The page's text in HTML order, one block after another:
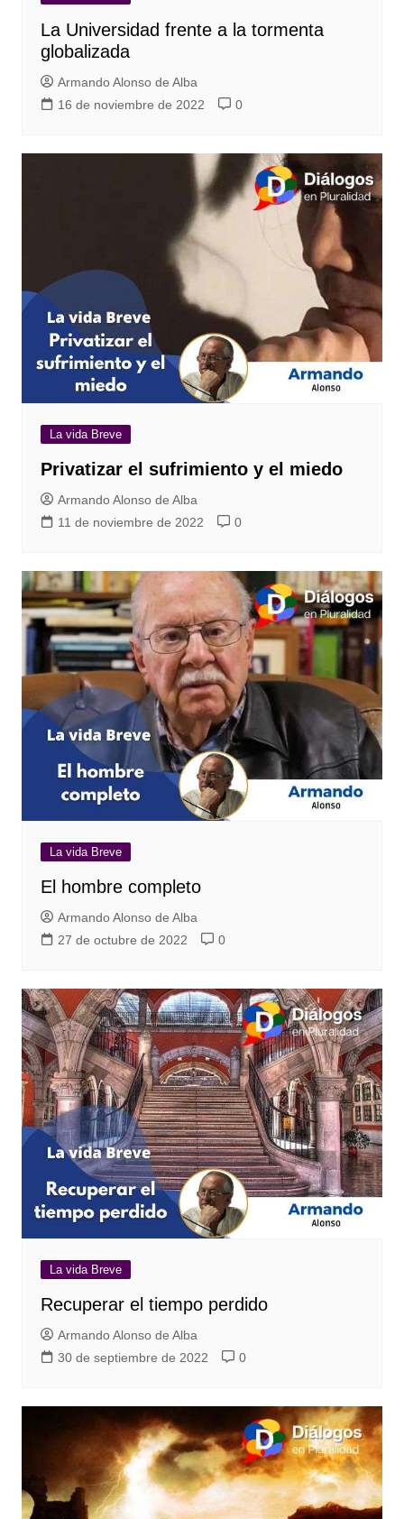
La Universidad frente a la tormenta
globalizada
Armando Alonso de Alba
16 de noviembre de 2022
0
La vida Breve
Privatizar el sufrimiento y el miedo
Armando Alonso de Alba
11 de noviembre de 2022
0
La vida Breve
El hombre completo
Armando Alonso de Alba
27 de octubre de 2022
0
La vida Breve
Recuperar el tiempo perdido
Armando Alonso de Alba
30 de septiembre de 2022
0